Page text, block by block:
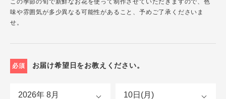
この季節の旬で新鮮なお花を使って制作させていただきますので、色
味や雰囲気が多少異なる可能性があること、予めご了承くださいま
せ。
必須 お届け希望日をお教えください。